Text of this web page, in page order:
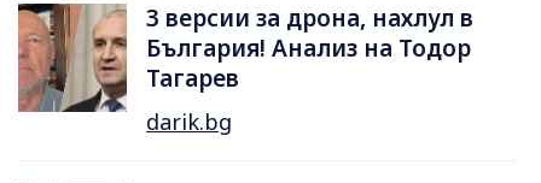
3 версии за дрона, нахлул в
България! Анализ на Тодор
Тагарев
darik.bg